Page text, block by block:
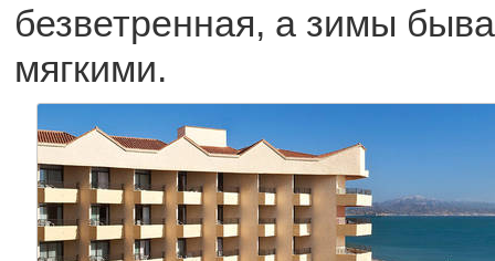
безветренная, а зимы
мягкими.